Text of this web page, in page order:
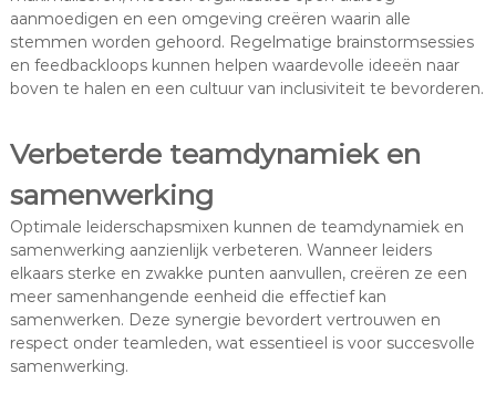
aanmoedigen en een omgeving creëren waarin alle
stemmen worden gehoord. Regelmatige brainstormsessies
en feedbackloops kunnen helpen waardevolle ideeën naar
boven te halen en een cultuur van inclusiviteit te bevorderen.
Verbeterde teamdynamiek en
samenwerking
Optimale leiderschapsmixen kunnen de teamdynamiek en
samenwerking aanzienlijk verbeteren. Wanneer leiders
elkaars sterke en zwakke punten aanvullen, creëren ze een
meer samenhangende eenheid die effectief kan
samenwerken. Deze synergie bevordert vertrouwen en
respect onder teamleden, wat essentieel is voor succesvolle
samenwerking.